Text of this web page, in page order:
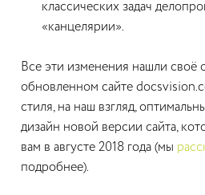
классических задач
«канцелярии».
Все эти изменения нашли своё
обновленном сайте
стиля, на наш взгляд,
дизайн новой версии сайта,
вам в августе 2018 года (мы
подробнее).